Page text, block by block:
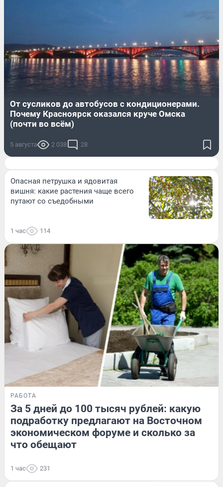
От сусликов до автобусов с кондиционерами.
Почему Красноярск оказался круче Омска
(почти во всём)
5 августа 2 038 28
Опасная петрушка и ядовитая
вишня: какие растения чаще всего
путают со съедобными
1 час 114
РАБОТА
За 5 дней до 100 тысяч рублей: какую
подработку предлагают на Восточном
экономическом форуме и сколько за
что обещают
1 час 231